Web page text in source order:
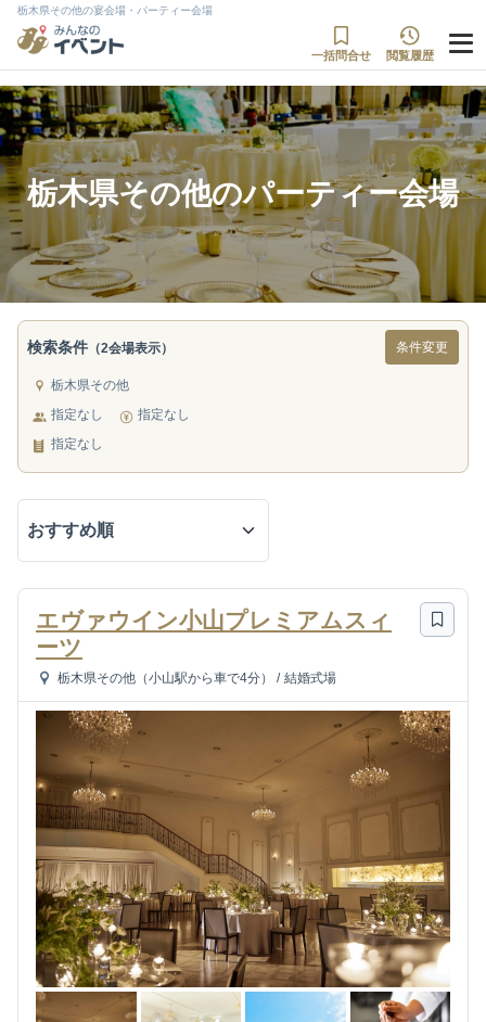
栃木県その他の宴会場・パーティー会場
一括問合せ 閲覧履歴
栃木県その他のパーティー会場
検索条件 （2会場表示） 条件変更
栃木県その他
指定なし
指定なし
指定なし
エヴァウイン小山プレミアムスィ
ーツ
栃木県その他（小山駅から車で4分） / 結婚式場